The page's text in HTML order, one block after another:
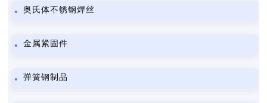
奥氏体不锈钢焊丝
金属紧固件
弹簧钢制品